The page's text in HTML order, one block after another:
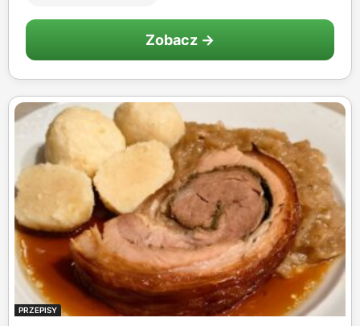
Zobacz →
PRZEPISY